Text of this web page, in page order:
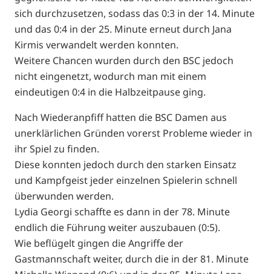
sich durchzusetzen, sodass das 0:3 in der 14. Minute
und das 0:4 in der 25. Minute erneut durch Jana
Kirmis verwandelt werden konnten.
Weitere Chancen wurden durch den BSC jedoch
nicht eingenetzt, wodurch man mit einem
eindeutigen 0:4 in die Halbzeitpause ging.
Nach Wiederanpfiff hatten die BSC Damen aus
unerklärlichen Gründen vorerst Probleme wieder in
ihr Spiel zu finden.
Diese konnten jedoch durch den starken Einsatz
und Kampfgeist jeder einzelnen Spielerin schnell
überwunden werden.
Lydia Georgi schaffte es dann in der 78. Minute
endlich die Führung weiter auszubauen (0:5).
Wie beflügelt gingen die Angriffe der
Gastmannschaft weiter, durch die in der 81. Minute